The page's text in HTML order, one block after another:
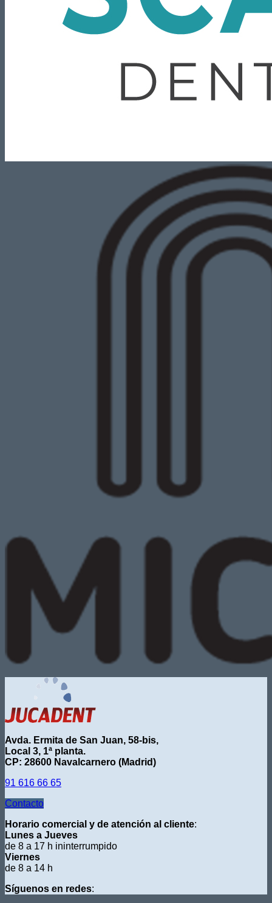
Avda. Ermita de San Juan, 58-bis,
Local 3, 1ª planta.
CP: 28600 Navalcarnero (Madrid)
91 616 66 65
Contacto
Horario comercial y de atención al cliente:
Lunes a Jueves
de 8 a 17 h ininterrumpido
Viernes
de 8 a 14 h
Síguenos en redes: